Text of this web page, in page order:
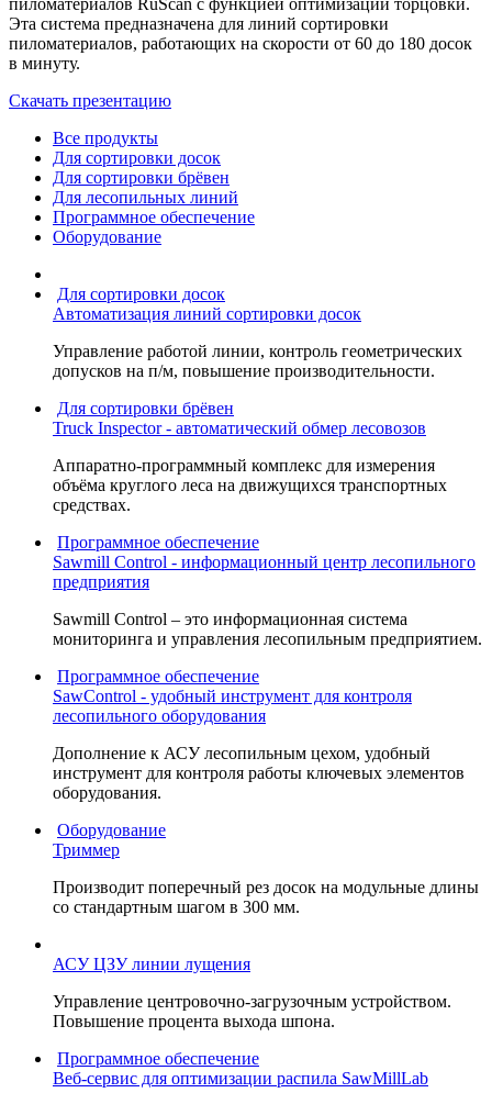
Эта система предназначена для линий сортировки
пиломатериалов, работающих на скорости от 60 до 180 досок
в минуту.
Скачать презентацию
Все продукты
Для сортировки досок
Для сортировки брёвен
Для лесопильных линий
Программное обеспечение
Оборудование
Для сортировки досок
Автоматизация линий сортировки досок
Управление работой линии, контроль геометрических
допусков на п/м, повышение производительности.
Для сортировки брёвен
Truck Inspector - автоматический обмер лесовозов
Аппаратно-программный комплекс для измерения
объёма круглого леса на движущихся транспортных
средствах.
Программное обеспечение
Sawmill Control - информационный центр лесопильного
предприятия
Sawmill Control – это информационная система
мониторинга и управления лесопильным предприятием.
Программное обеспечение
SawControl - удобный инструмент для контроля
лесопильного оборудования
Дополнение к АСУ лесопильным цехом, удобный
инструмент для контроля работы ключевых элементов
оборудования.
Оборудование
Триммер
Производит поперечный рез досок на модульные длины
со стандартным шагом в 300 мм.
АСУ ЦЗУ линии лущения
Управление центровочно-загрузочным устройством.
Повышение процента выхода шпона.
Программное обеспечение
Веб-сервис для оптимизации распила SawMillLab